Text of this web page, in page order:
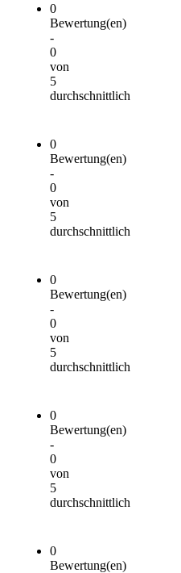
0
Bewertung(en)
-
0
von
5
durchschnittlich
0
Bewertung(en)
-
0
von
5
durchschnittlich
0
Bewertung(en)
-
0
von
5
durchschnittlich
0
Bewertung(en)
-
0
von
5
durchschnittlich
0
Bewertung(en)